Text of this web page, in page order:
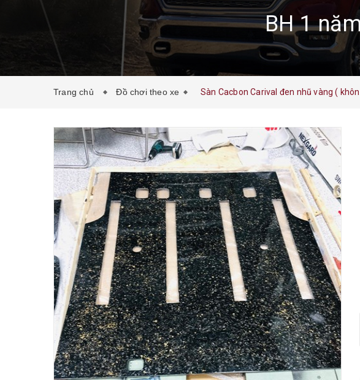
BH 1
Trang chủ Đồ chơi theo xe Sàn Cacbon Carival đen nhũ vàng (